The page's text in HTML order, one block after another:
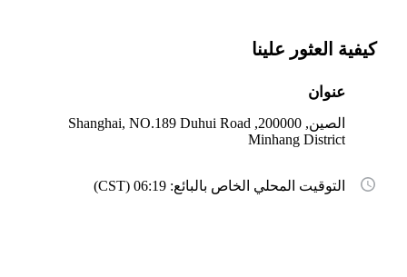
كيفية العثور علينا
عنوان
الصين, 200000, Shanghai, NO.189 Duhui Road
Minhang District
التوقيت المحلي الخاص بالبائع: 06:19 (CST)